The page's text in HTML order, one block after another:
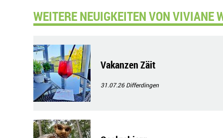
WEITERE NEUIGKEITEN VON VIVIANE
Vakanzen Zäit
31.07.26Differdingen